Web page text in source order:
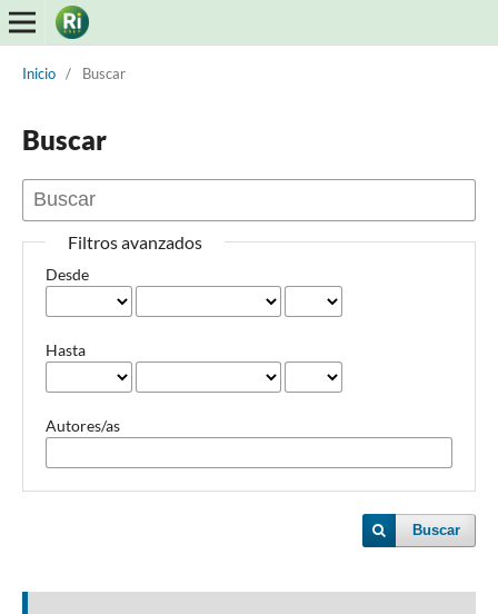
Inicio / Buscar
Buscar
Filtros avanzados
Desde
Hasta
Autores/as
Buscar